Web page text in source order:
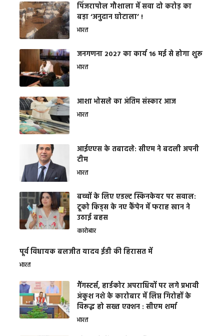
​पिंजरापोल गौशाला में सवा दो करोड़ का
बड़ा ‘अनुदान घोटाला’ !
भारत
जनगणना 2027 का कार्य 16 मई से होगा शुरू
भारत
आशा भोसले का अंतिम संस्कार आज
भारत
आईएएस के तबादले: सीएम ने बदली अपनी
टीम
भारत
बच्चों के लिए एडल्ट स्किनकेयर पर सवाल:
टूको किड्स के नए कैंपेन में फराह खान ने
उठाई बहस
कारोबार
पूर्व विधायक बलजीत यादव ईडी की हिरासत में
भारत
गैंगस्टर्स, हार्डकोर अपराधियों पर लगे प्रभावी
अंकुश नशे के कारोबार में लिप्त गिरोहों के
विरूद्ध हो सख्त एक्शन : सीएम शर्मा
भारत